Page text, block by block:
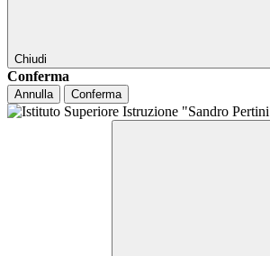
Chiudi
Conferma
Annulla Conferma